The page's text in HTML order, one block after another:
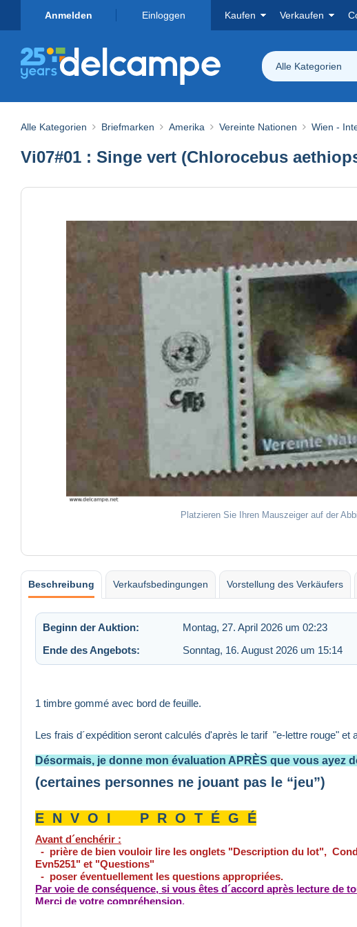
Anmelden Einloggen Kaufen Verkaufen
Alle Kategorien
Alle Kategorien Briefmarken Amerika Vereinte Nationen Wien -
Vi07#01 : Singe vert (Chlorocebus
Platzieren Sie Ihren Mauszeiger auf der
Beschreibung Verkaufsbedingungen Vorstellung des Verkäufers
Beginn der Auktion: Montag, 27. April 2026 um 02:23
Ende des Angebots:
Sonntag, 16. August 2026 um 15:14
1 timbre gommé avec bord de feuille.
Les frais d´expédition seront calculés d'après le tarif "e-lettre rouge" et
Désormais, je donne mon évaluation APRÈS que vous ayez
(certaines personnes ne jouant pas le “jeu”)
E N V O I P R O T É G É
Avant d´enchérir :
- prière de bien vouloir lire les onglets "Description du lot",
Evn5251" et "Questions"
- poser éventuellement les questions appropriées.
Par voie de conséquence, si vous êtes d´accord après lecture de
Merci de votre compréhension.